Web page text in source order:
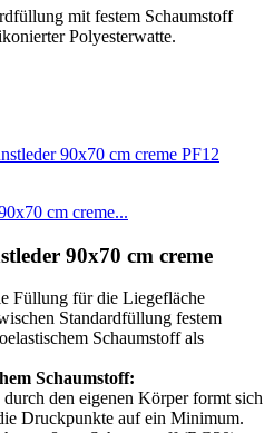
mit festem Schaumstoff
Polyesterwatte.
PF12
cm creme...
90x70 cm creme
Füllung für die Liegefläche
Standardfüllung festem
Schaumstoff als
Schaumstoff:
den eigenen Körper formt sich
Druckpunkte auf ein Minimum.